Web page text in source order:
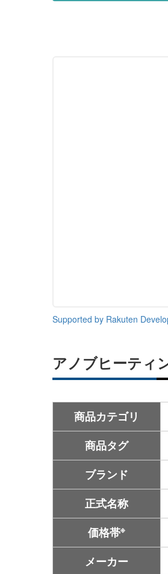
Supported by Rakuten
アノブヒーティ
商品カテゴリ
商品タグ
ブランド
正式名称
価格帯※
メーカー